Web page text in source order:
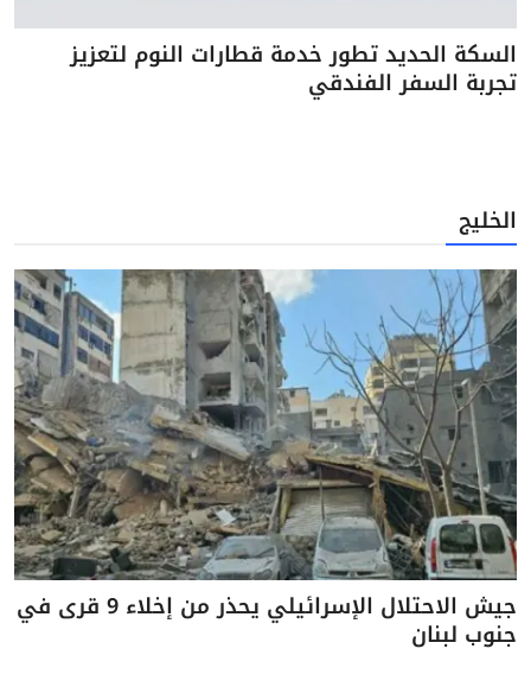
السكة الحديد تطور خدمة قطارات النوم لتعزيز
تجربة السفر الفندقي
الخليج
جيش الاحتلال الإسرائيلي يحذر من إخلاء 9 قرى في
جنوب لبنان